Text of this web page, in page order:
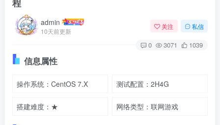
程
admin
10天前更新
关注 私信
0 3071 1039
信息属性
操作系统：CentOS 7.X 测试配置：2H4G
搭建难度：★ 网络类型：联网游戏